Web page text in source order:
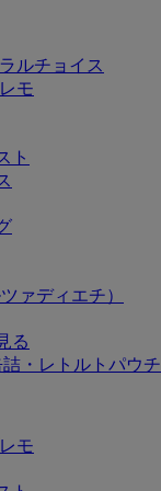
ルチョイス
モ
ト
ァディエチ）
る
・レトルトパウ
モ